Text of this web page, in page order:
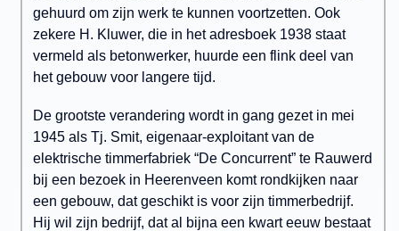
gehuurd om zijn werk te kunnen voortzetten. Ook
zekere H. Kluwer, die in het adresboek 1938 staat
vermeld als betonwerker, huurde een flink deel van
het gebouw voor langere tijd.
De grootste verandering wordt in gang gezet in mei
1945 als Tj. Smit, eigenaar-exploitant van de
elektrische timmerfabriek “De Concurrent” te Rauwerd
bij een bezoek in Heerenveen komt rondkijken naar
een gebouw, dat geschikt is voor zijn timmerbedrijf.
Hij wil zijn bedrijf, dat al bijna een kwart eeuw bestaat